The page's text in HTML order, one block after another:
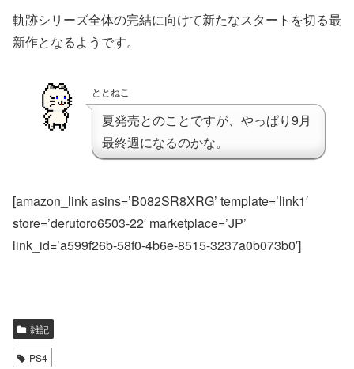
軌跡シリーズ全体の完結に向けて新たなスタートを切る最
新作となるようです。
ととねこ
夏発売とのことですが、やっぱり9月
最終週になるのかな。
[amazon_link asins=’B082SR8XRG’ template=’link1′
store=’derutoro6503-22′ marketplace=’JP’
link_id=’a599f26b-58f0-4b6e-8515-3237a0b073b0′]
雑記
PS4